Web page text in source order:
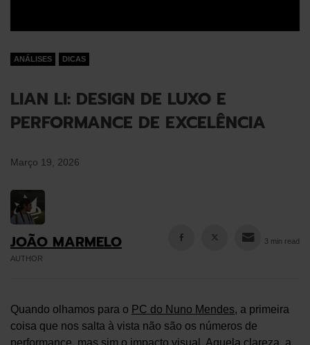
ANÁLISES DICAS
LIAN LI: DESIGN DE LUXO E
PERFORMANCE DE EXCELÊNCIA
Março 19, 2026
JOÃO MARMELO
AUTHOR
3 min read
Quando olhamos para o PC do Nuno Mendes, a primeira
coisa que nos salta à vista não são os números de